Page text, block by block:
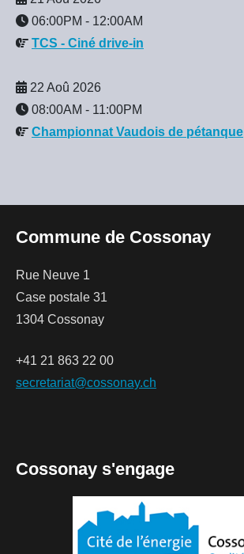
06:00PM - 12:00AM
TCS - Ciné drive-in
22 Aoû 2026
08:00AM - 11:00PM
Championnat Vaudois de pétanque
Commune de Cossonay
Rue Neuve 1
Case postale 31
1304 Cossonay
+41 21 863 22 00
secretariat@cossonay.ch
Cossonay s'engage